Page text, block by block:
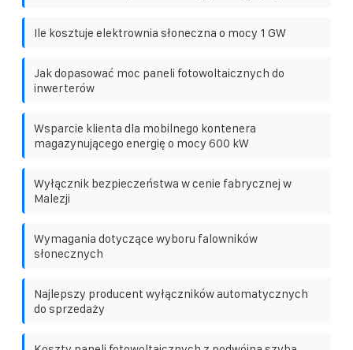
Ile kosztuje elektrownia słoneczna o mocy 1 GW
Jak dopasować moc paneli fotowoltaicznych do
inwerterów
Wsparcie klienta dla mobilnego kontenera
magazynującego energię o mocy 600 kW
Wyłącznik bezpieczeństwa w cenie fabrycznej w
Malezji
Wymagania dotyczące wyboru falowników
słonecznych
Najlepszy producent wyłączników automatycznych
do sprzedaży